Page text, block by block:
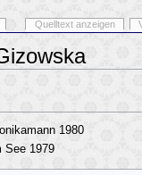
1980
See 1979
Quelltext anzeigen